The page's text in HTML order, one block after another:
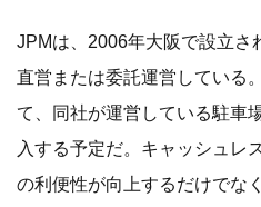
JPMは、2006年大阪で設立さ
直営または委託運営している
て、同社が運営している駐車
入する予定だ。キャッシュレ
の利便性が向上するだけでな